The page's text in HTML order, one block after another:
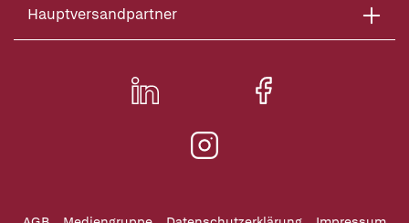
Hauptversandpartner